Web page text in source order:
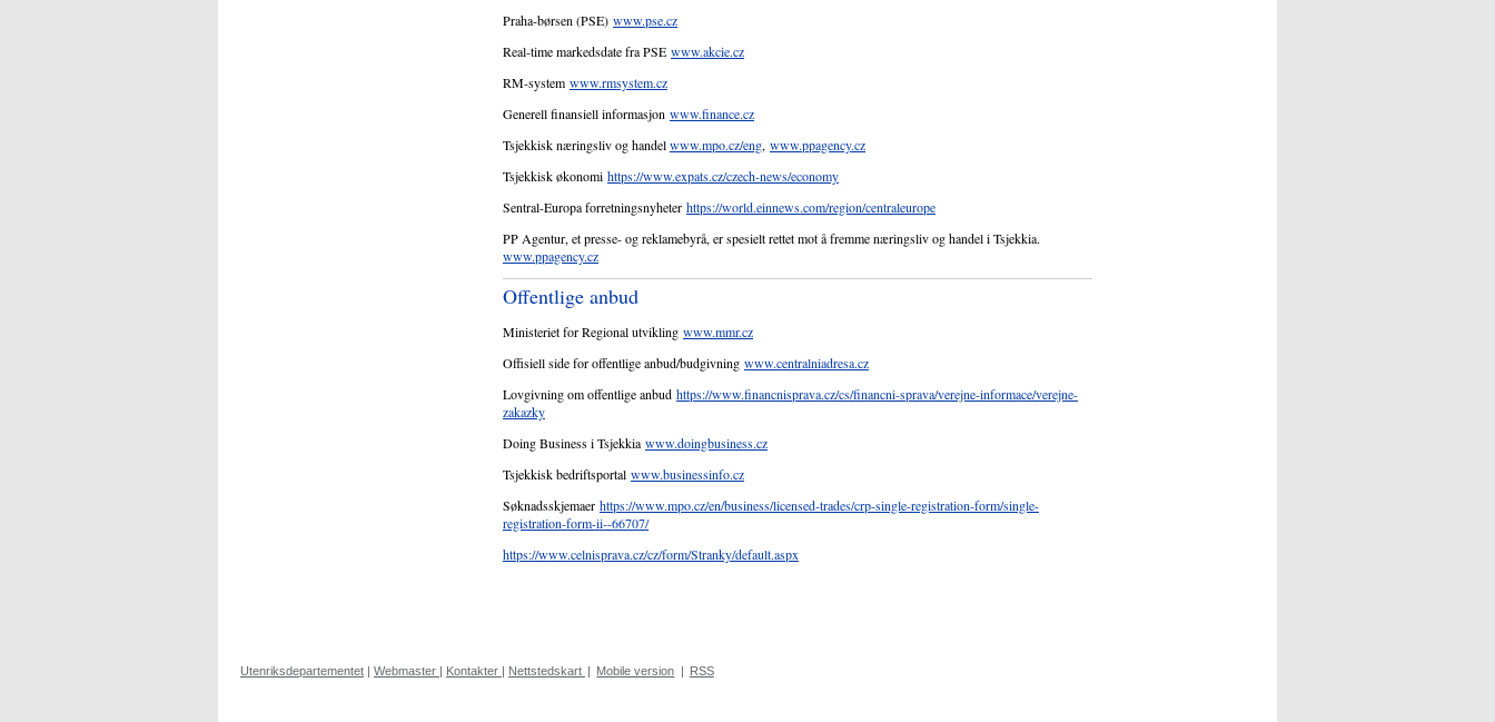
Praha-børsen (PSE) www.pse.cz
Real-time markedsdate fra PSE www.akcie.cz
RM-system www.rmsystem.cz
Generell finansiell informasjon www.finance.cz
Tsjekkisk næringsliv og handelwww.mpo.cz/eng, www.ppagency.cz
Tsjekkisk økonomi https://www.expats.cz/czech-news/economy
Sentral-Europa forretningsnyheter https://world.einnews.com/region/centraleurope
PP Agentur, et presse- og reklamebyrå, er spesielt rettet mot å fremme næringsliv og handel i Tsjekkia.
www.ppagency.cz
Offentlige anbud
Ministeriet for Regional utvikling www.mmr.cz
Offisiell side for offentlige anbud/budgivning www.centralniadresa.cz
Lovgivning om offentlige anbud https://www.financnisprava.cz/cs/financni-sprava/verejne-informace/verejne-
zakazky
Doing Business i Tsjekkia www.doingbusiness.cz
Tsjekkisk bedriftsportal www.businessinfo.cz
Søknadsskjemaer https://www.mpo.cz/en/business/licensed-trades/crp-single-registration-form/single-
registration-form-ii--66707/
https://www.celnisprava.cz/cz/form/Stranky/default.aspx
Utenriksdepartementet Webmaster Kontakter Nettstedskart Mobile version RSS